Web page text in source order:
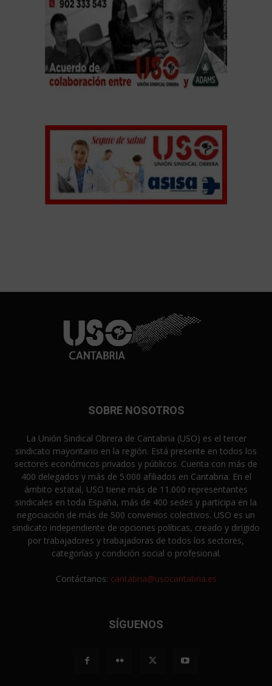
SOBRE NOSOTROS
La Unión Sindical Obrera de Cantabria (USO) es el tercer
sindicato mayoritario en la región. Está presente en todos los
sectores económicos privados y públicos. Cuenta con más de
400 delegados y más de 5.000 afiliados en Cantabria. En el
ámbito estatal, USO tiene más de 11.000 representantes
sindicales en toda España, más de 400 sedes y participa en la
negociación de más de 500 convenios colectivos. USO es un
sindicato independiente de opciones políticas, creado y dirigido
por trabajadores y trabajadoras de todos los sectores,
categorías y condición social o profesional.
Contáctanos: cantabria@usocantabria.es
SÍGUENOS